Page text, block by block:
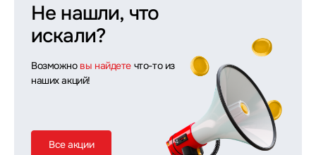
Не нашли, что
искали?
Возможно вы найдете что-то из
наших акций!
Все акции